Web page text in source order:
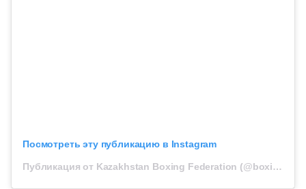
Посмотреть эту публикацию в Instagram
Публикация от Kazakhstan Boxing Federation (@boxingkazakhstan)